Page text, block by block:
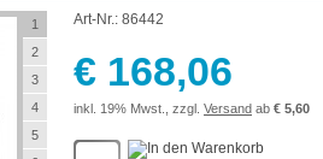
1
2
3
4
5
Art-Nr.: 86442
€ 168,06
inkl. 19% Mwst., zzgl. Versand ab € 5,60